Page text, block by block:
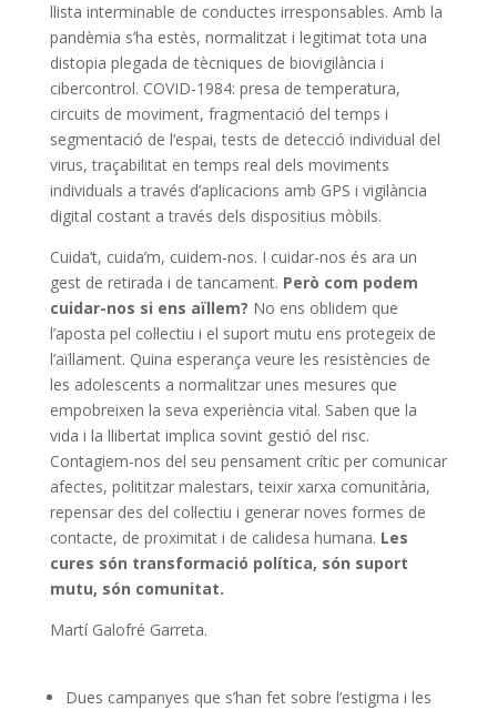
llista interminable de conductes irresponsables. Amb la
pandèmia s’ha estès, normalitzat i legitimat tota una
distopia plegada de tècniques de biovigilància i
cibercontrol. COVID-1984: presa de temperatura,
circuits de moviment, fragmentació del temps i
segmentació de l’espai, tests de detecció individual del
virus, traçabilitat en temps real dels moviments
individuals a través d’aplicacions amb GPS i vigilància
digital costant a través dels dispositius mòbils.
Cuida’t, cuida’m, cuidem-nos. I cuidar-nos és ara un
gest de retirada i de tancament. Però com podem
cuidar-nos si ens aïllem? No ens oblidem que
l’aposta pel col·lectiu i el suport mutu ens protegeix de
l’aïllament. Quina esperança veure les resistències de
les adolescents a normalitzar unes mesures que
empobreixen la seva experiència vital. Saben que la
vida i la llibertat implica sovint gestió del risc.
Contagiem-nos del seu pensament crític per comunicar
afectes, polititzar malestars, teixir xarxa comunitària,
repensar des del col·lectiu i generar noves formes de
contacte, de proximitat i de calidesa humana. Les
cures són transformació política, són suport
mutu, són comunitat.
Martí Galofré Garreta.
Dues campanyes que s’han fet sobre l’estigma i les